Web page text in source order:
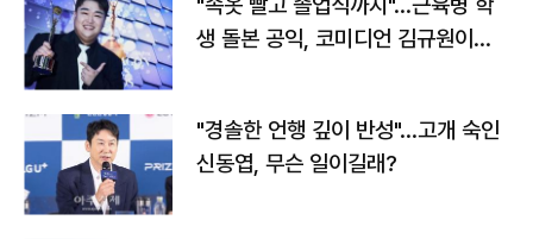
생 돌본 공익, 코미디언 김규원이었
"경솔한 언행 깊이 반성"…고개 숙인
신동엽, 무슨 일이길래?